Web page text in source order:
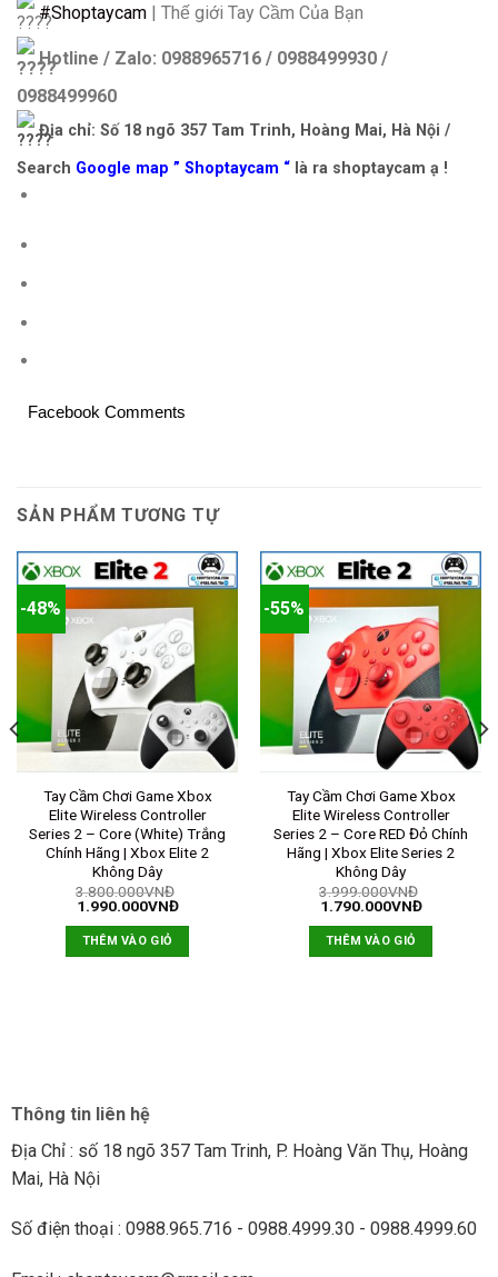
#Shoptaycam | Thế giới Tay Cầm Của Bạn
Hotline / Zalo: 0988965716 / 0988499930 /
0988499960
Địa chỉ: Số 18 ngõ 357 Tam Trinh, Hoàng Mai, Hà Nội /
Search Google map ” Shoptaycam “ là ra shoptaycam ạ !
Facebook Comments
SẢN PHẨM TƯƠNG TỰ
-48%
Tay Cầm Chơi Game Xbox
Elite Wireless Controller
Series 2 – Core (White) Trắng
Chính Hãng | Xbox Elite 2
Không Dây
3.800.000VNĐ
1.990.000VNĐ
THÊM VÀO GIỎ
-55%
Tay Cầm Chơi Game Xbox
Elite Wireless Controller
Series 2 – Core RED Đỏ Chính
Hãng | Xbox Elite Series 2
Không Dây
3.999.000VNĐ
1.790.000VNĐ
THÊM VÀO GIỎ
Thông tin liên hệ
Địa Chỉ : số 18 ngõ 357 Tam Trinh, P. Hoàng Văn Thụ, Hoàng
Mai, Hà Nội
Số điện thoại : 0988.965.716 - 0988.4999.30 - 0988.4999.60